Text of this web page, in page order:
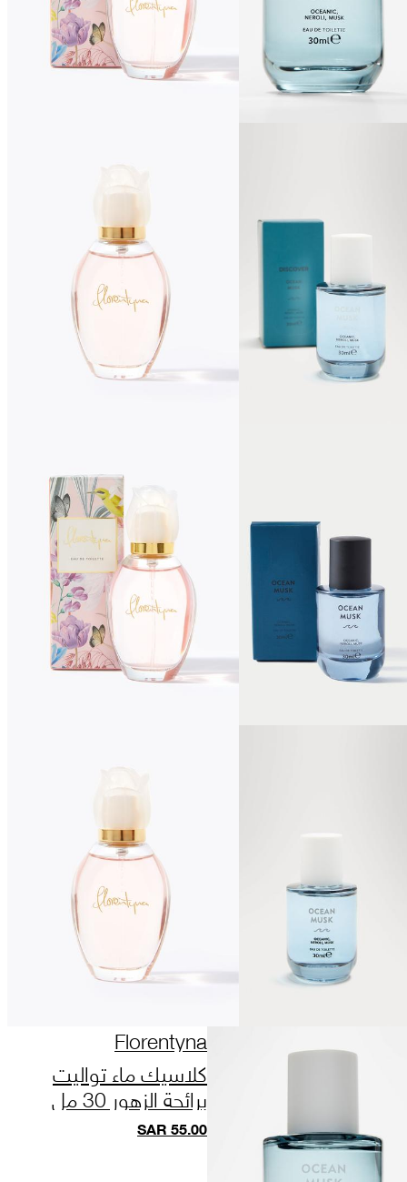
Florentyna
كلاسيك ماء تواليت
برائحة الزهور 30 مل
SAR55.00